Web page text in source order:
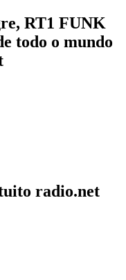
RT1 FUNK
todo o mundo
radio.net